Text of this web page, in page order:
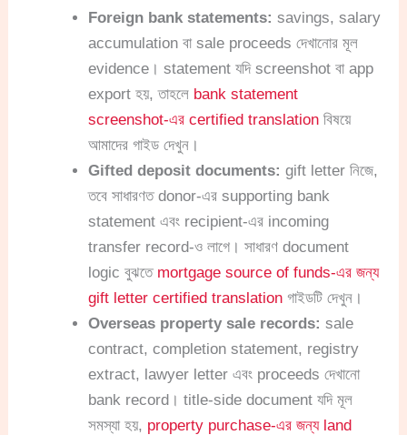
Foreign bank statements: savings, salary
accumulation বা sale proceeds দেখানোর মূল
evidence। statement যদি screenshot বা app
export হয়, তাহলে bank statement
screenshot-এর certified translation বিষয়ে
আমাদের গাইড দেখুন।
Gifted deposit documents: gift letter নিজে,
তবে সাধারণত donor-এর supporting bank
statement এবং recipient-এর incoming
transfer record-ও লাগে। সাধারণ document
logic বুঝতে mortgage source of funds-এর জন্য
gift letter certified translation গাইডটি দেখুন।
Overseas property sale records: sale
contract, completion statement, registry
extract, lawyer letter এবং proceeds দেখানো
bank record। title-side document যদি মূল
সমস্যা হয়, property purchase-এর জন্য land